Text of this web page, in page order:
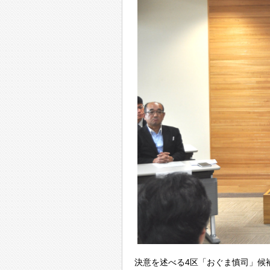
決意を述べる4区「おぐま慎司」候